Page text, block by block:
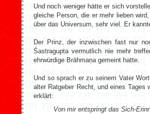
Und noch weniger hätte er sich
gleiche Person, die er mehr lieben
über das Universum, sehr viel. Er
Der Prinz, der inzwischen fast nur
Śastragupta vermutlich nie mehr
ehrwürdige Brāhmaṇa gemeint hatte.
Und so sprach er zu seinem Vater
alter Ratgeber Recht, und eines
erklärt:
Von mir entspringt das Sich-